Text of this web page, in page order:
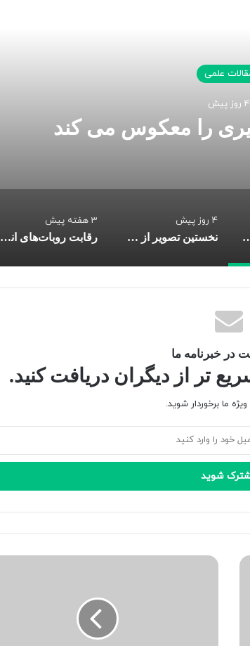
علمی
4 روز پیش
را معکوس می کند
را معکوس می کند
4 روز پیش
نخستین تصویر از ستاره همدم «ابط‌الجوزا» منتشر شد
3 هفته پیش
رقابت روبات‌های انسان‌نما در نخستین تورنمنت مشت زنی
در خبرنامه ما
تر از دیگران دریافت کنید.
ما برخوردار شوید.